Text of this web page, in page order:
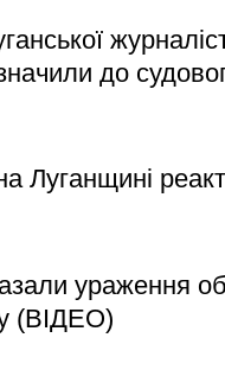
до
Луганщині
ураження
(ВІДЕО)